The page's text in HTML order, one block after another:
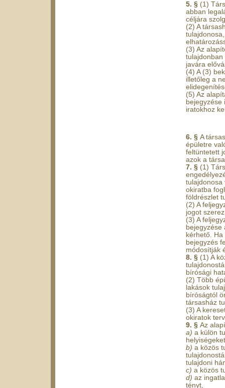
5. § (1)
abban
céljára
(2) A
(3) Az
tulajdonban
javára
(4) A (3)
illetőleg a
(5) Az
bejegyzése
iratokhoz
6. § A
épületre
feltüntetett
azok a
7. § (1)
tulajdonosa
okiratba
földrészlet
(2) A
jogot
(3) A
bejegyzése
kérhető.
bejegyzés
módosítják
8. § (1) A
bírósági
(2) Több
lakások
bíróságtól
társasház
(3) A
okiratok
9. § Az
a) a külön
b) a közös
tulajdoni
c) a közös
d) az
tényt,